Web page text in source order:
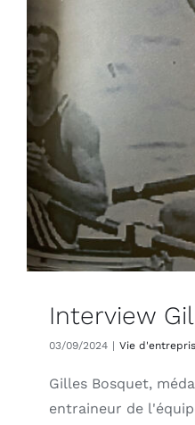
Interview
03/09/2024 | Vie
Gilles Bosquet,
entraineur de